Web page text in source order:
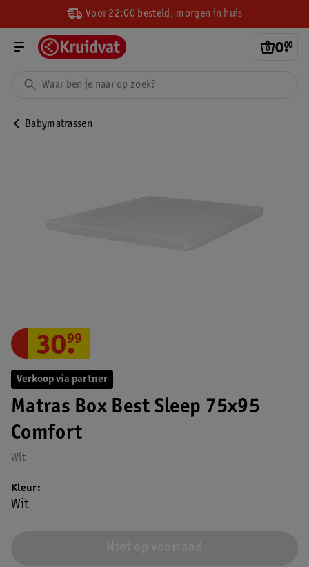
Voor 22:00 besteld, morgen in huis
0.
00
Babymatrassen
Verkoop via partner
Matras Box Best Sleep 75x95
Comfort
Wit
30.
99
Kleur
Wit